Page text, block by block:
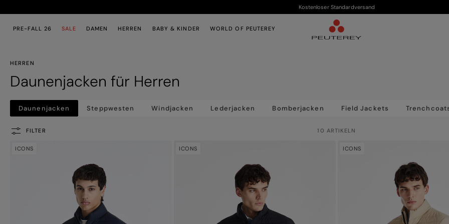
Kostenloser Standardversand
PRE-FALL 26 SALE DAMEN HERREN BABY & KINDER WORLD OF PEUTEREY
HERREN
Daunenjacken für Herren
Daunenjacken Steppwesten Windjacken Lederjacken Bomberjacken Field Jackets
FILTER 10 ARTIKELN
ICONS ICONS ICONS